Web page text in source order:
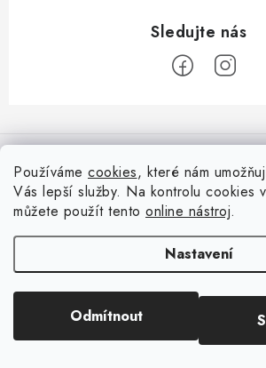
Používáme cookies, které nám
Vás lepší služby. Na kontrolu cookies
můžete použít tento online nástroj.
Nastavení
Odmítnout
á
Doprava
Oblíbené ♥️
Hodnocení obchodu
Nepřehlédněte
Blog s nápady a návody
Slovník pojmů, české návody
Reklamace a vrácení zboží
Vytvořil Shoptet
. Všechna práva